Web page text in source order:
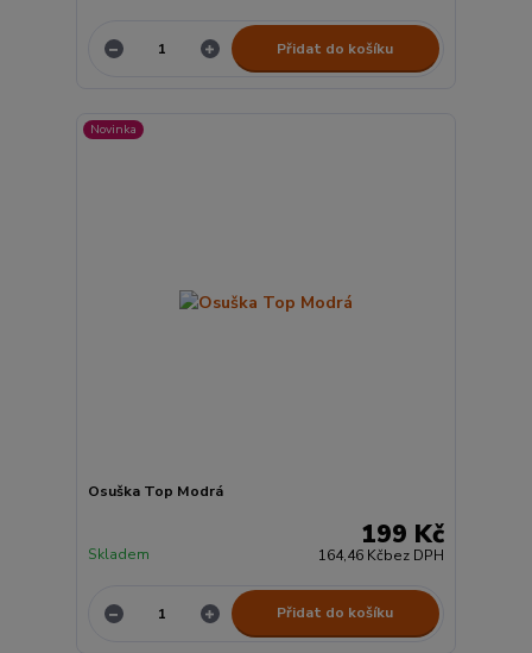
Přidat do košíku
Novinka
Osuška Top Modrá
199 Kč
164,46 Kčbez DPH
Skladem
Přidat do košíku